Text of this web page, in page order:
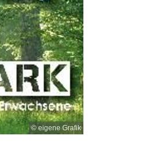
© eigene Grafik